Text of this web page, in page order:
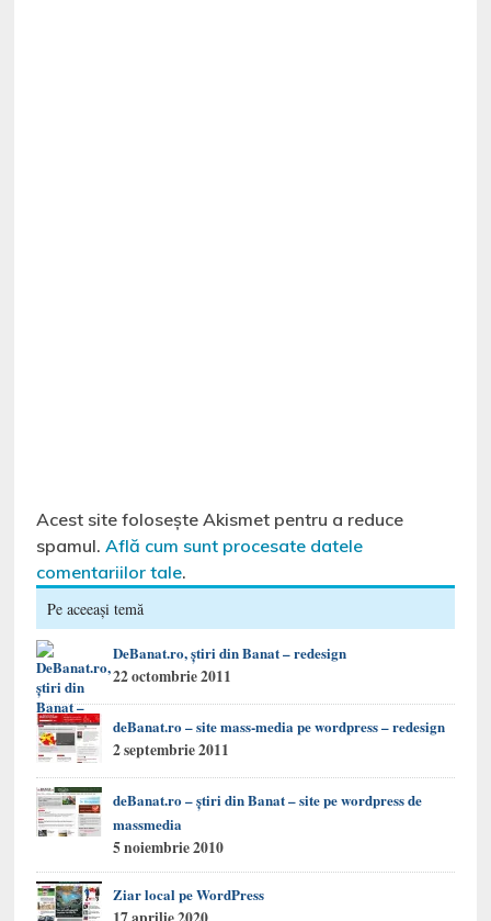
Acest site folosește Akismet pentru a reduce
spamul.Află cum sunt procesate datele
comentariilor tale.
Pe aceeași temă
DeBanat.ro, ştiri din Banat – redesign
22 octombrie 2011
deBanat.ro – site mass-media pe wordpress – redesign
2 septembrie 2011
deBanat.ro – ştiri din Banat – site pe wordpress de
massmedia
5 noiembrie 2010
Ziar local pe WordPress